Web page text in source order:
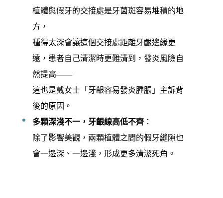
植體與假牙的交接處是牙菌斑容易堆積的地
方，
種得太深會讓這個交接處距離牙齦邊緣更
遠，患者自己清潔時更難清到，發炎風險自
然提高——
這也是戴女士「牙齦容易發炎腫脹」主訴背
後的原因。
多顆深淺不一，牙齦線高低不齊：
除了影響美觀，兩顆植體之間的假牙縫隙也
會一邊深、一邊淺，形成更多清潔死角。